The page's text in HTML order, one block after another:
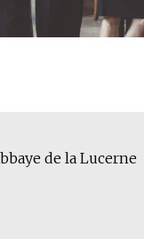
de la Lucerne